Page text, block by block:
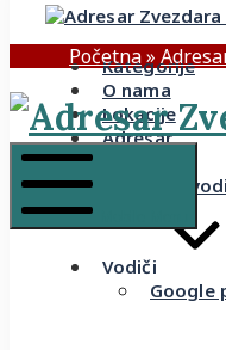
Kategorije
O nama
Lokacije
Adresar
Komšijski
Vodiči
Google
Početna»